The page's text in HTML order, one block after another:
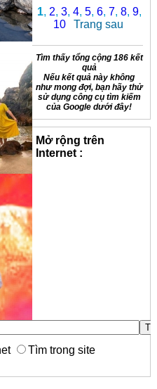
1, 2, 3, 4, 5, 6, 7, 8, 9,
10
Trang sau
Tìm thấy tổng cộng 186 kết
quả
Nếu kết quả này không
như mong đợi, bạn hãy thử
sử dụng công cụ tìm kiếm
của Google dưới đây!
Mở rộng trên
Internet :
Tìm trong site